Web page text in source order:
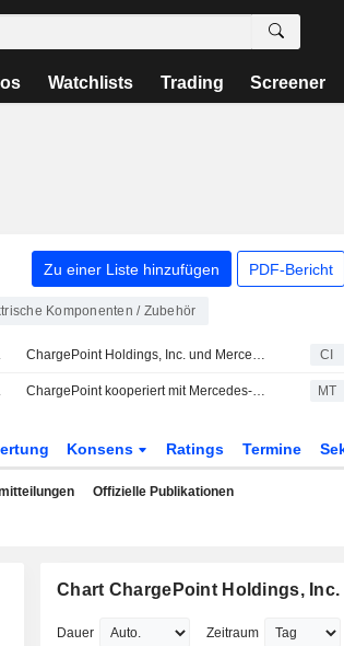
Watchlists Trading Screener
Zu einer Liste hinzufügen PDF-Bericht
Komponenten / Zubehör
ChargePoint Holdings, Inc. und Mercedes-Benz AG kooperieren, um die Elektrifizierung von Flotten mit durchgängigen Ladelösungen zu vereinfachen CI
ChargePoint kooperiert mit Mercedes-Benz bei Flotten-Elektrifizierungsprojekten in Großbritannien und Deutschland MT
Konsens Ratings Termine
Offizielle Publikationen
Chart ChargePoint Holdings, Inc.
Dauer Zeitraum